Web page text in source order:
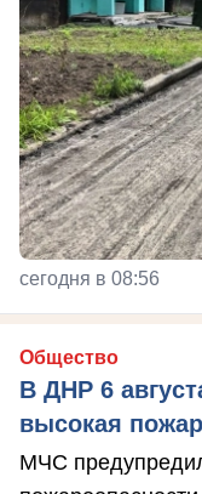
сегодня в 08:56
Общество
В ДНР 6
высокая
МЧС